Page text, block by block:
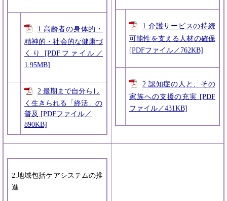
1 高齢者の身体的・
精神的・社会的な健康づ
くり [PDFファイル／
1.95MB]
2 最期まで自分らし
く生きられる「終活」の
普及 [PDFファイル／
890KB]
1 介護サービスの持続
可能性を支える人材の確保
[PDFファイル／762KB]
2 認知症の人と、その
家族への支援の充実 [PDF
ファイル／431KB]
2.地域包括ケアシステムの推
進